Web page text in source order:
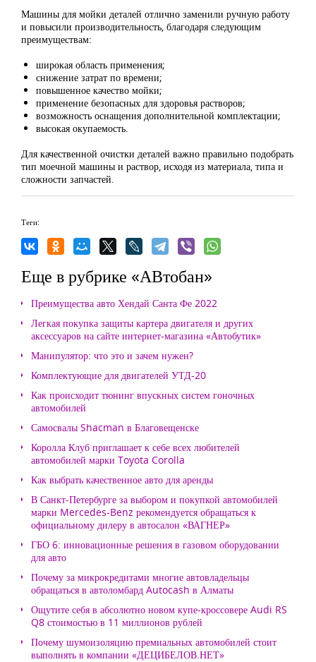
Машины для мойки деталей отлично заменили ручную работу
и повысили производительность, благодаря следующим
преимуществам:
широкая область применения;
снижение затрат по времени;
повышенное качество мойки;
применение безопасных для здоровья растворов;
возможность оснащения дополнительной комплектации;
высокая окупаемость.
Для качественной очистки деталей важно правильно подобрать
тип моечной машины и раствор, исходя из материала, типа и
сложности запчастей.
Теги:
Еще в рубрике «АВтобан»
Преимущества авто Хендай Санта Фе 2022
Легкая покупка защиты картера двигателя и других
аксессуаров на сайте интернет-магазина «Автобутик»
Манипулятор: что это и зачем нужен?
Комплектующие для двигателей УТД-20
Как происходит тюнинг впускных систем гоночных
автомобилей
Самосвалы Shacman в Благовещенске
Королла Клуб приглашает к себе всех любителей
автомобилей марки Toyota Corolla
Как выбрать качественное авто для аренды
В Санкт-Петербурге за выбором и покупкой автомобилей
марки Mercedes-Benz рекомендуется обращаться к
официальному дилеру в автосалон «ВАГНЕР»
ГБО 6: инновационные решения в газовом оборудовании
для авто
Почему за микрокредитами многие автовладельцы
обращаться в автоломбард Autocash в Алматы
Ощутите себя в абсолютно новом купе-кроссовере Audi RS
Q8 стоимостью в 11 миллионов рублей
Почему шумоизоляцию премиальных автомобилей стоит
выполнять в компании «ДЕЦИБЕЛОВ.НЕТ»